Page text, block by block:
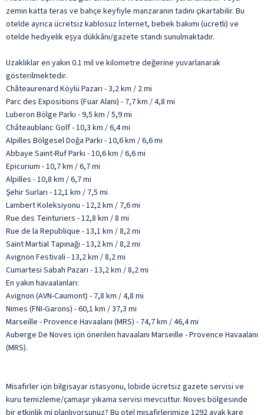
zemin katta teras ve bahçe keyfiyle manzaranın tadını çıkartabilir. Bu
otelde ayrıca ücretsiz kablosuz İnternet, bebek bakımı (ücretli) ve
otelde hediyelik eşya dükkânı/gazete standı sunulmaktadır.
Uzaklıklar en yakın 0.1 mil ve kilometre değerine yuvarlanarak
gösterilmektedir.
Châteaurenard Köylü Pazarı - 3,2 km / 2 mi
Parc des Expositions (Fuar Alanı) - 7,7 km / 4,8 mi
Luberon Bölge Parkı - 9,5 km / 5,9 mi
Châteaublanc Golf - 10,3 km / 6,4 mi
Alpilles Bölgesel Doğa Parkı - 10,6 km / 6,6 mi
Abbaye Saint-Ruf Parkı - 10,6 km / 6,6 mi
Epicurium - 10,7 km / 6,7 mi
Alpilles - 10,8 km / 6,7 mi
Şehir Surları - 12,1 km / 7,5 mi
Lambert Koleksiyonu - 12,2 km / 7,6 mi
Rue des Teinturiers - 12,8 km / 8 mi
Rue de la Republique - 13,1 km / 8,2 mi
Saint Martial Tapınağı - 13,2 km / 8,2 mi
Avignon Festivali - 13,2 km / 8,2 mi
Cumartesi Sabah Pazarı - 13,2 km / 8,2 mi
En yakın havaalanları:
Avignon (AVN-Caumont) - 7,8 km / 4,8 mi
Nimes (FNI-Garons) - 60,1 km / 37,3 mi
Marseille - Provence Havaalanı (MRS) - 74,7 km / 46,4 mi
Auberge De Noves için önerilen havaalanı Marseille - Provence Havaalanı
(MRS).
Misafirler için bilgisayar istasyonu, lobide ücretsiz gazete servisi ve
kuru temizleme/çamaşır yıkama servisi mevcuttur. Noves bölgesinde
bir etkinlik mi planlıyorsunuz? Bu otel misafirlerimize 1292 ayak kare